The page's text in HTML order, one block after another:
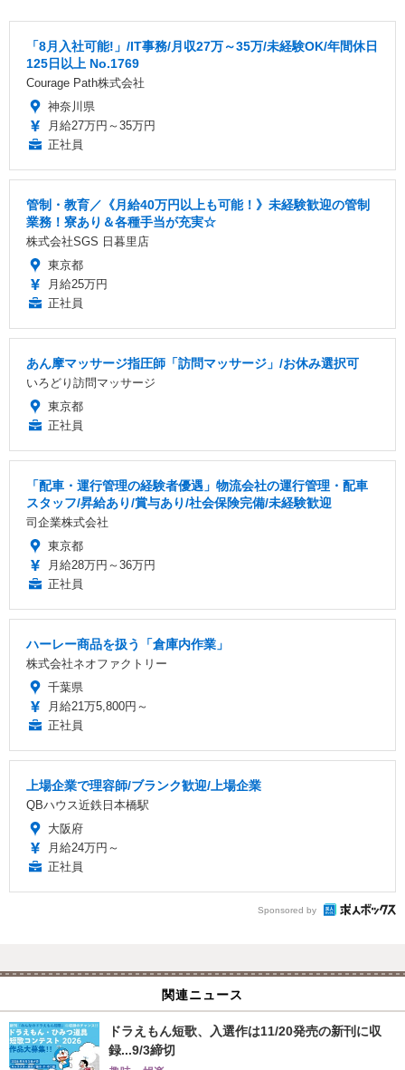
「8月入社可能!」/IT事務/月収27万～35万/未経験OK/年間休日
125日以上 No.1769
Courage Path株式会社
神奈川県
月給27万円～35万円
正社員
管制・教育／《月給40万円以上も可能！》未経験歓迎の管制
業務！寮あり＆各種手当が充実☆
株式会社SGS 日暮里店
東京都
月給25万円
正社員
あん摩マッサージ指圧師「訪問マッサージ」/お休み選択可
いろどり訪問マッサージ
東京都
正社員
「配車・運行管理の経験者優遇」物流会社の運行管理・配車
スタッフ/昇給あり/賞与あり/社会保険完備/未経験歓迎
司企業株式会社
東京都
月給28万円～36万円
正社員
ハーレー商品を扱う「倉庫内作業」
株式会社ネオファクトリー
千葉県
月給21万5,800円～
正社員
上場企業で理容師/ブランク歓迎/上場企業
QBハウス近鉄日本橋駅
大阪府
月給24万円～
正社員
Sponsored by
関連ニュース
ドラえもん短歌、入選作は11/20発売の新刊に収
録...9/3締切